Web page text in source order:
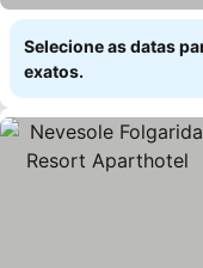
Selecione as datas
exatos.